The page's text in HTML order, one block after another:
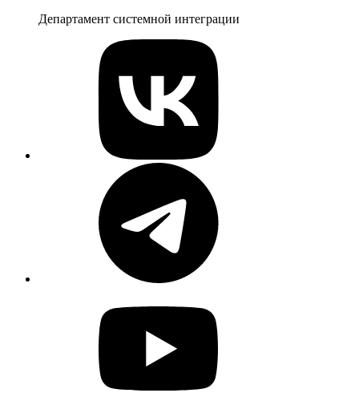
Департамент системной интеграции